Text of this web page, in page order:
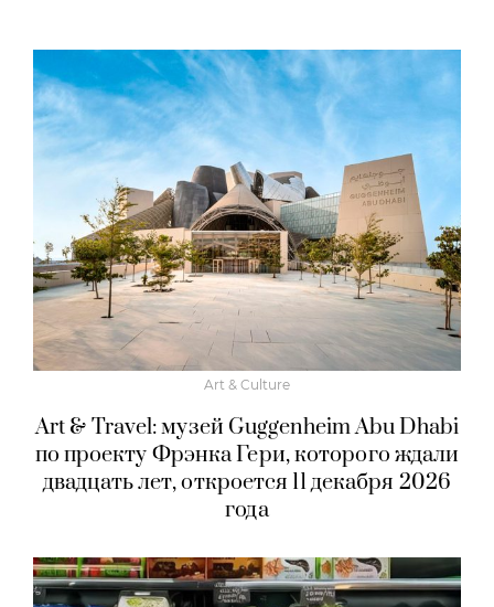
Art & Culture
Art & Travel: музей Guggenheim Abu Dhabi
по проекту Фрэнка Гери, которого ждали
двадцать лет, откроется 11 декабря 2026
года